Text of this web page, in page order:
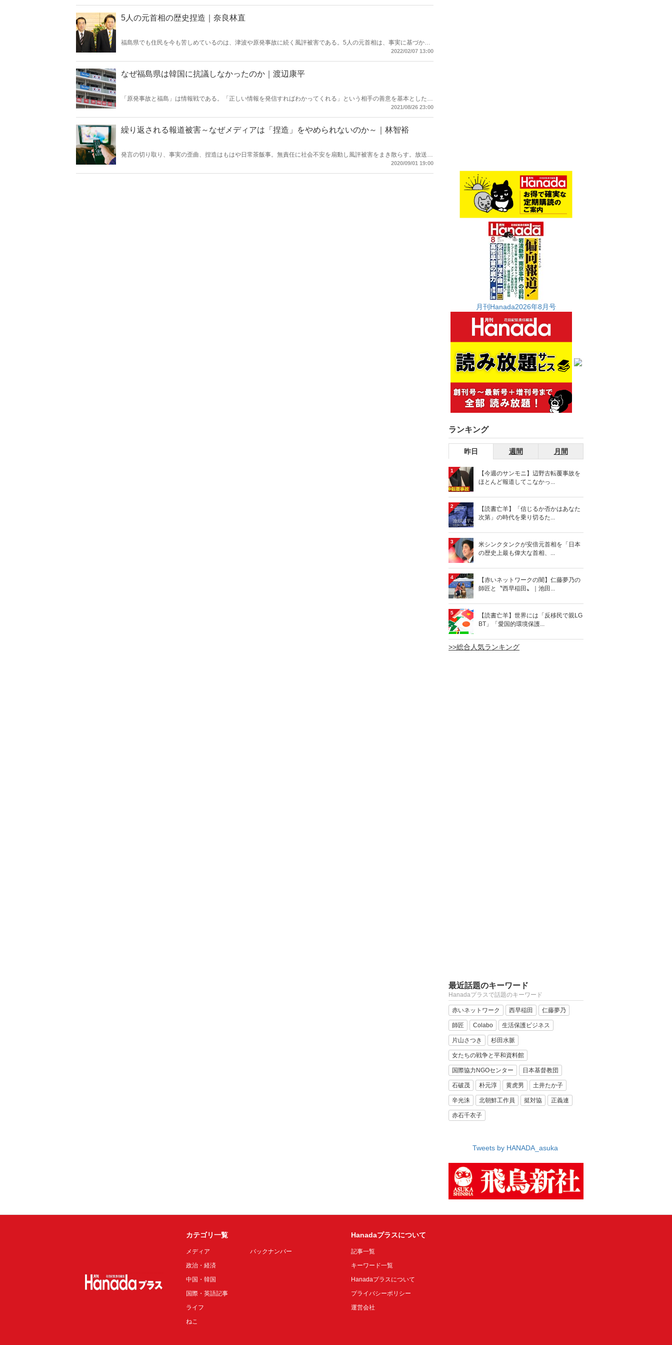
5人の元首相の歴史捏造｜奈良林直
福島県でも住民を今も苦しめているのは、津波や原発事故に続く風評被害である。5人の元首相は、事実に基づかな
2022/02/07 13:00
なぜ福島県は韓国に抗議しなかったのか｜渡辺康平
「原発事故と福島」は情報戦である。「正しい情報を発信すればわかってくれる」という相手の善意を基本とした風
評対策では、中国や韓国の悪意あるプロパガンダには太刀打ちできない。国と県が連携して、相手国内において積極
2021/08/26 23:00
繰り返される報道被害～なぜメディアは「捏造」をやめられないのか～｜林智裕
発言の切り取り、事実の歪曲、捏造はもはや日常茶飯事。無責任に社会不安を扇動し風評被害をまき散らす。放送法
は形骸化し罪に問われることもないためまさに「野放し状態」。時に炎上すればかたちだけの「謝罪」で、実態は多
2020/09/01 19:00
月刊Hanada2026年8月号
ランキング
昨日 週間 月間
1
【今週のサンモニ】辺野古転覆事故を
ほとんど報道してこなかっ...
2
【読書亡羊】「信じるか否かはあなた
次第」の時代を乗り切るた...
3
米シンクタンクが安倍元首相を「日本
の歴史上最も偉大な首相、...
4
【赤いネットワークの闇】仁藤夢乃の
師匠と〝西早稲田〟｜池田...
5
【読書亡羊】世界には「反移民で親LG
BT」「愛国的環境保護...
>>総合人気ランキング
最近話題のキーワード
Hanadaプラスで話題のキーワード
赤いネットワーク 西早稲田 仁藤夢乃
師匠 Colabo 生活保護ビジネス
片山さつき 杉田水脈
女たちの戦争と平和資料館
国際協力NGOセンター 日本基督教団
石破茂 朴元淳 黄虎男 土井たか子
辛光洙 北朝鮮工作員 挺対協 正義連
赤石千衣子
Tweets by HANADA_asuka
カテゴリ一覧
メディア
政治・経済
中国・韓国
国際・英語記事
ライフ
ねこ
バックナンバー
Hanadaプラスについて
記事一覧
キーワード一覧
Hanadaプラスについて
プライバシーポリシー
運営会社